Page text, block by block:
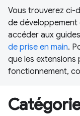
Vous trouverez ci-
de
accéder aux
de prise en main.
que les extensions
fonctionnement,